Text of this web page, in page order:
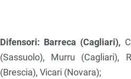
Difensori: Barreca (Cagliari),
(Sassuolo), Murru (Cagliari),
(Brescia), Vicari (Novara);